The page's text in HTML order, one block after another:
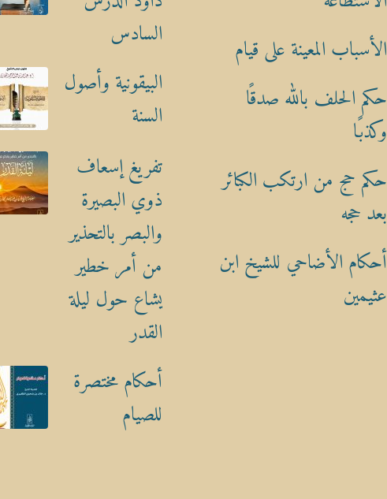
الأسباب المعينة على قيام
حكم الحلف بالله صدقًا
وكذبًا
حكم حج من ارتكب الكبائر
بعد حجه
أحكام الأضاحي للشيخ ابن
عثيمين
السادس
البيقونية وأصول
السنة
تفريغ إسعاف
ذوي البصيرة
والبصر بالتحذير
من أمر خطير
يشاع حول ليلة
القدر
أحكام مختصرة
للصيام